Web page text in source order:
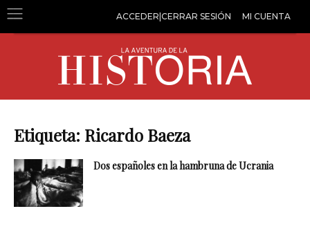
ACCEDER|CERRAR SESIÓN MI CUENTA
Etiqueta: Ricardo Baeza
Dos españoles en la hambruna de Ucrania